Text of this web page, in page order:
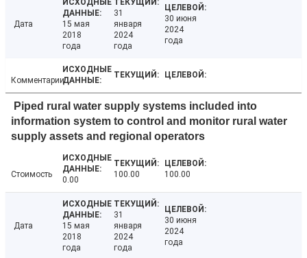
Дата
15 мая
2018
года
31
января
2024
года
30 июня
2024
года
Комментарии
Piped rural water supply systems included into
information system to control and monitor rural water
supply assets and regional operators
Стоимость
0.00
100.00 100.00
Дата
15 мая
2018
года
31
января
2024
года
30 июня
2024
года